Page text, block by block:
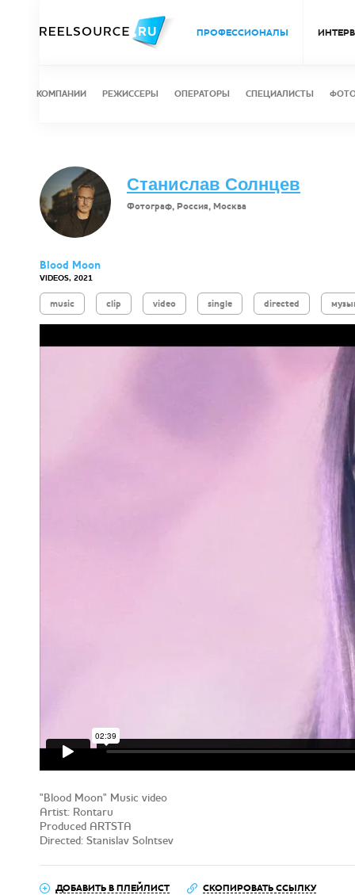
ПРОФЕССИОНАЛЫ
КОМПАНИИ РЕЖИССЕРЫ ОПЕРАТОРЫ СПЕЦИАЛИСТЫ
Станислав Солнцев
Фотограф, Россия, Москва
Blood Moon
VIDEOS, 2021
music clip video single directed
"Blood Moon" Music video
Artist: Rontaru
Produced ARTSTA
Directed: Stanislav Solntsev
ДОБАВИТЬ В ПЛЕЙЛИСТ СКОПИРОВАТЬ ССЫЛКУ